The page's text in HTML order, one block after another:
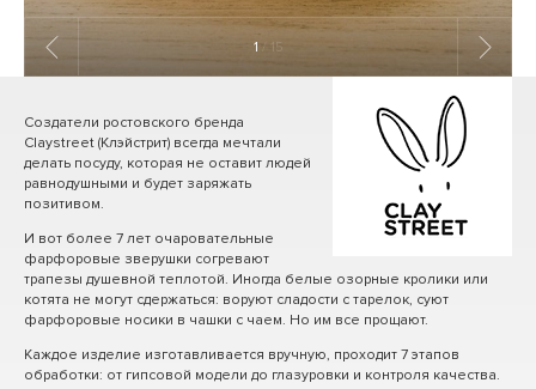
1 / 15
Создатели ростовского бренда
Claystreet (Клэйстрит) всегда мечтали
делать посуду, которая не оставит людей
равнодушными и будет заряжать
позитивом.
И вот более 7 лет очаровательные
фарфоровые зверушки согревают
трапезы душевной теплотой. Иногда белые озорные кролики или
котята не могут сдержаться: воруют сладости с тарелок, суют
фарфоровые носики в чашки с чаем. Но им все прощают.
Каждое изделие изготавливается вручную, проходит 7 этапов
обработки: от гипсовой модели до глазуровки и контроля качества.